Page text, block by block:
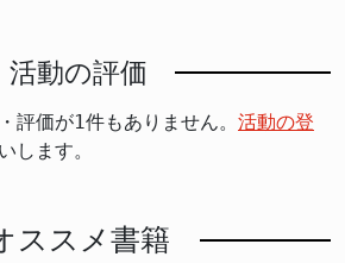
活動の評価
評価が1件もありません。 活動の登
します。
ススメ書籍